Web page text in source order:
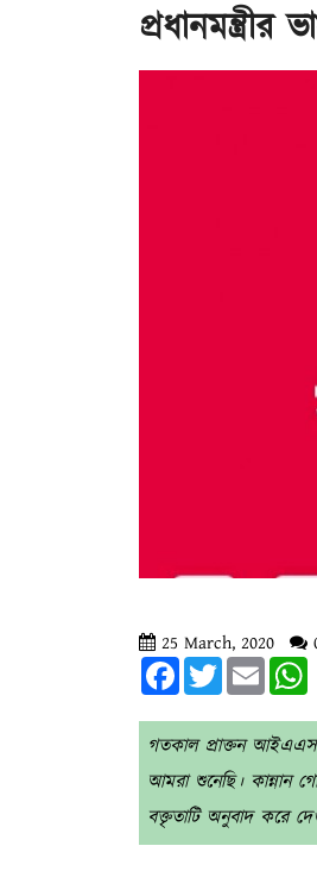
25 March, 2020
FacebookTwitterEmail
গতকাল প্রাক্তন আইএএস
আমরা শুনেছি। কান্নান
বক্তৃতাটি অনুবাদ করে